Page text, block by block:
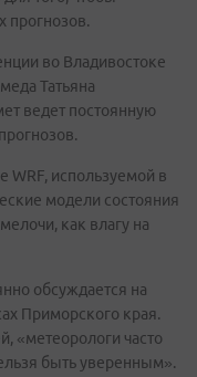
прогнозов.
во Владивостоке
Татьяна
ведет постоянную
WRF, используемой в
модели состояния
как влагу на
обсуждается на
Приморского края.
«метеорологи часто
быть уверенным».